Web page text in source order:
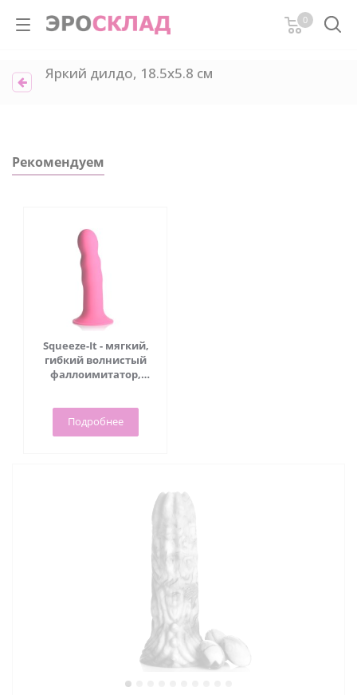
0
Яркий дилдо, 18.5х5.8 см
Рекомендуем
Squeeze-It - мягкий,
гибкий волнистый
фаллоимитатор,
Подробнее